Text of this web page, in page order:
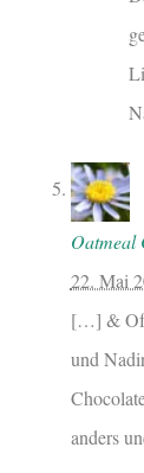
Oatmeal
22. Mai
[…] &
und
anders